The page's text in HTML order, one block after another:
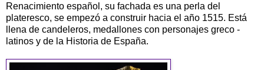
Renacimiento español, su fachada es una perla del
plateresco, se empezó a construir hacia el año 1515. Está
llena de candeleros, medallones con personajes greco -
latinos y de la Historia de España.